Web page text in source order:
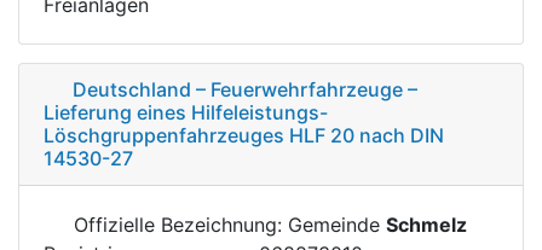
Deutschland – Feuerwehrfahrzeuge –
Lieferung eines Hilfeleistungs-
Löschgruppenfahrzeuges HLF 20 nach DIN
14530-27
Offizielle Bezeichnung: Gemeinde Schmelz